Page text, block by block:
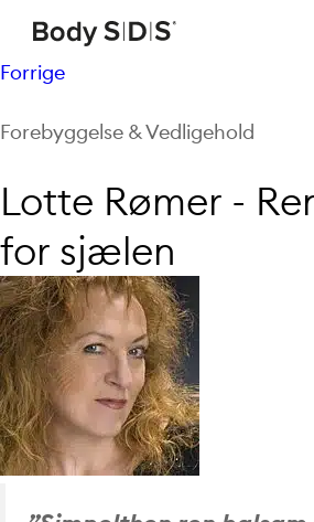
indhold
Forrige
Forebyggelse & Vedligehold
Lotte Rømer -
for sjælen